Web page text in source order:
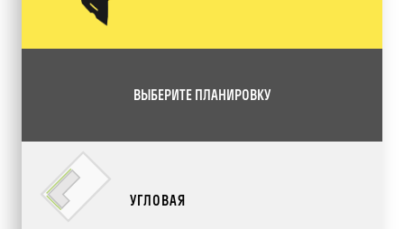
ВЫБЕРИТЕ ПЛАНИРОВКУ
УГЛОВАЯ